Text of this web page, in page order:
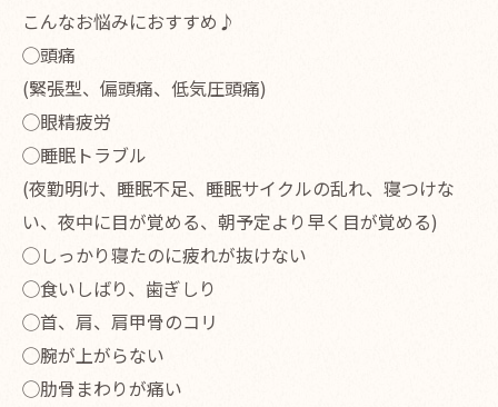
こんなお悩みにおすすめ♪
◯頭痛
(緊張型、偏頭痛、低気圧頭痛)
◯眼精疲労
◯睡眠トラブル
(夜勤明け、睡眠不足、睡眠サイクルの乱れ、寝つけな
い、夜中に目が覚める、朝予定より早く目が覚める)
◯しっかり寝たのに疲れが抜けない
◯食いしばり、歯ぎしり
◯首、肩、肩甲骨のコリ
◯腕が上がらない
◯肋骨まわりが痛い